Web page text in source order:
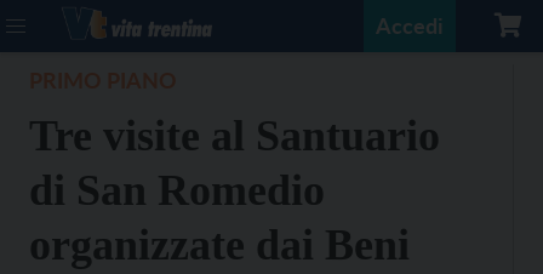
Accedi
Tre visite al Santuario
di San Romedio
organizzate dai Beni